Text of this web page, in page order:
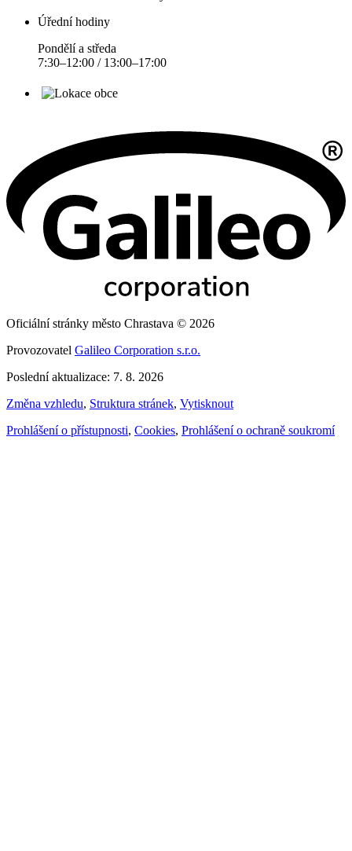
Úřední hodiny
Pondělí a středa
7:30–12:00 / 13:00–17:00
Oficiální stránky město Chrastava © 2026
Provozovatel Galileo Corporation s.r.o.
Poslední aktualizace: 7. 8. 2026
Změna vzhledu, Struktura stránek, Vytisknout
Prohlášení o přístupnosti, Cookies, Prohlášení o ochraně soukromí